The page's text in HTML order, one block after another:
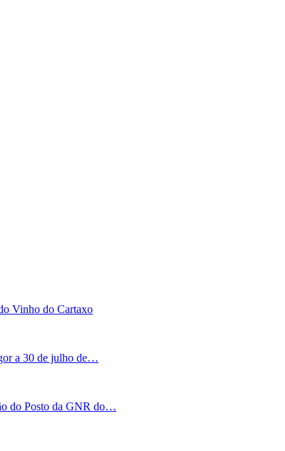
Vinho do Cartaxo
a 30 de julho de…
do Posto da GNR do…